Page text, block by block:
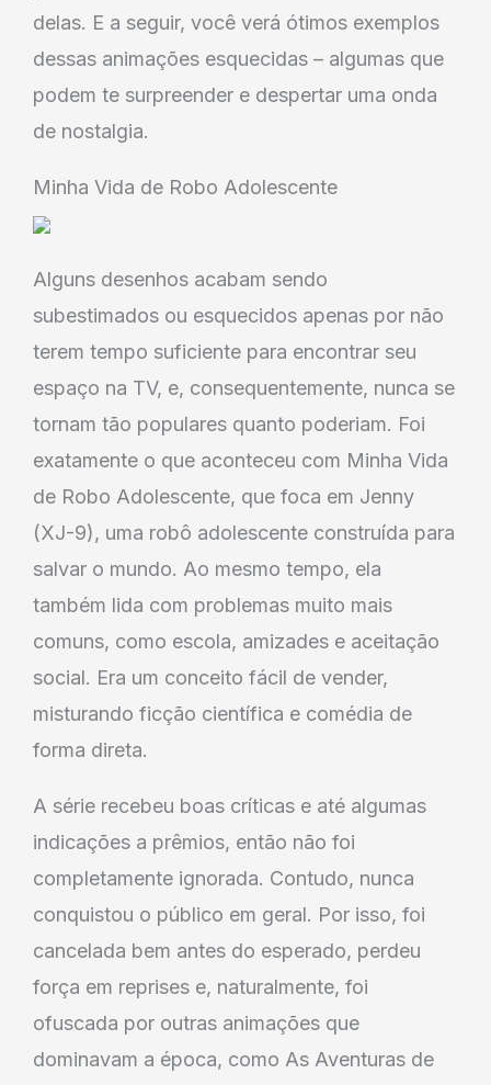
delas. E a seguir, você verá ótimos exemplos
dessas animações esquecidas – algumas que
podem te surpreender e despertar uma onda
de nostalgia.
Minha Vida de Robo Adolescente
Alguns desenhos acabam sendo
subestimados ou esquecidos apenas por não
terem tempo suficiente para encontrar seu
espaço na TV, e, consequentemente, nunca se
tornam tão populares quanto poderiam. Foi
exatamente o que aconteceu com Minha Vida
de Robo Adolescente, que foca em Jenny
(XJ-9), uma robô adolescente construída para
salvar o mundo. Ao mesmo tempo, ela
também lida com problemas muito mais
comuns, como escola, amizades e aceitação
social. Era um conceito fácil de vender,
misturando ficção científica e comédia de
forma direta.
A série recebeu boas críticas e até algumas
indicações a prêmios, então não foi
completamente ignorada. Contudo, nunca
conquistou o público em geral. Por isso, foi
cancelada bem antes do esperado, perdeu
força em reprises e, naturalmente, foi
ofuscada por outras animações que
dominavam a época, como As Aventuras de